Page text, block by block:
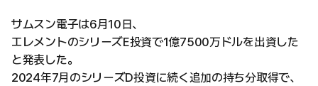
サムスン電子は6月10日、
エレメントのシリーズE投資で1億7500万ドルを出資した
と発表した。
2024年7月のシリーズD投資に続く追加の持ち分取得で、